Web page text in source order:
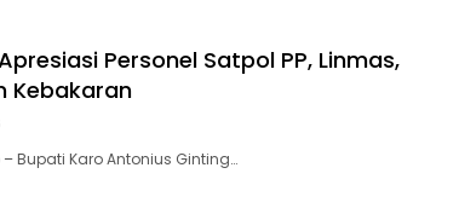
Personel Satpol PP, Linmas,
Kebakaran
– Bupati Karo Antonius Ginting…